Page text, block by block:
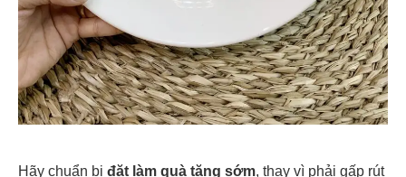
Hãy chuẩn bị đặt làm quà tặng sớm, thay vì phải gấp rút